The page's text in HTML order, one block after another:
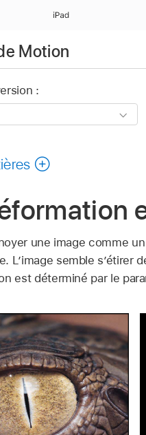
iPad
Motion
:
une image comme
L’image semble
est déterminé par le